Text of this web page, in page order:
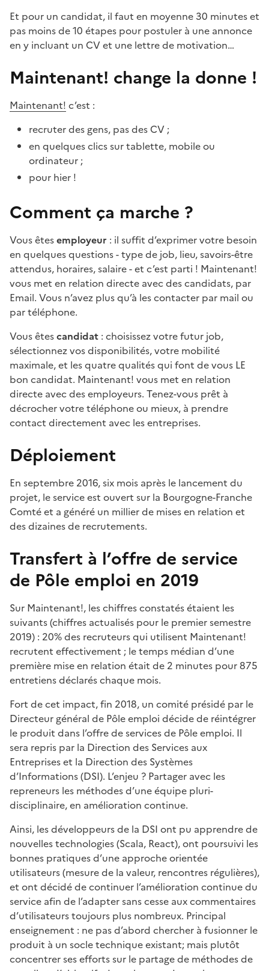
Et pour un candidat, il faut en moyenne 30 minutes et
pas moins de 10 étapes pour postuler à une annonce
en y incluant un CV et une lettre de motivation…
Maintenant! change la donne !
Maintenant! c’est :
recruter des gens, pas des CV ;
en quelques clics sur tablette, mobile ou
ordinateur ;
pour hier !
Comment ça marche ?
Vous êtesemployeur : il suffit d’exprimer votre besoin
en quelques questions - type de job, lieu, savoirs-être
attendus, horaires, salaire - et c’est parti ! Maintenant!
vous met en relation directe avec des candidats, par
Email. Vous n’avez plus qu’à les contacter par mail ou
par téléphone.
Vous êtescandidat : choisissez votre futur job,
sélectionnez vos disponibilités, votre mobilité
maximale, et les quatre qualités qui font de vous LE
bon candidat. Maintenant! vous met en relation
directe avec des employeurs. Tenez-vous prêt à
décrocher votre téléphone ou mieux, à prendre
contact directement avec les entreprises.
Déploiement
En septembre 2016, six mois après le lancement du
projet, le service est ouvert sur la Bourgogne-Franche
Comté et a généré un millier de mises en relation et
des dizaines de recrutements.
Transfert à l’offre de service
de Pôle emploi en 2019
Sur Maintenant!, les chiffres constatés étaient les
suivants (chiffres actualisés pour le premier semestre
2019) : 20% des recruteurs qui utilisent Maintenant!
recrutent effectivement ; le temps médian d’une
première mise en relation était de 2 minutes pour 875
entretiens déclarés chaque mois.
Fort de cet impact, fin 2018, un comité présidé par le
Directeur général de Pôle emploi décide de réintégrer
le produit dans l’offre de services de Pôle emploi. Il
sera repris par la Direction des Services aux
Entreprises et la Direction des Systèmes
d’Informations (DSI). L’enjeu ? Partager avec les
repreneurs les méthodes d’une équipe pluri-
disciplinaire, en amélioration continue.
Ainsi, les développeurs de la DSI ont pu apprendre de
nouvelles technologies (Scala, React), ont poursuivi les
bonnes pratiques d’une approche orientée
utilisateurs (mesure de la valeur, rencontres régulières),
et ont décidé de continuer l’amélioration continue du
service afin de l’adapter sans cesse aux commentaires
d’utilisateurs toujours plus nombreux. Principal
enseignement : ne pas d’abord chercher à fusionner le
produit à un socle technique existant; mais plutôt
concentrer ses efforts sur le partage de méthodes de